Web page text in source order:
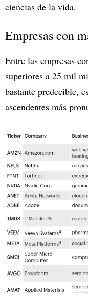
ciencias de la vida.
Empresas con
Entre las empresas
superiores a 25 mil
bastante predecible,
ascendentes más